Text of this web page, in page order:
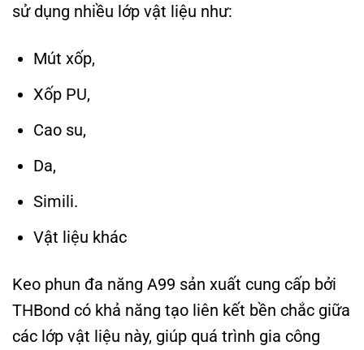
sử dụng nhiều lớp vật liệu như:
Mút xốp,
Xốp PU,
Cao su,
Da,
Simili.
Vật liệu khác
Keo phun đa năng A99 sản xuất cung cấp bởi
THBond có khả năng tạo liên kết bền chắc giữa
các lớp vật liệu này, giúp quá trình gia công